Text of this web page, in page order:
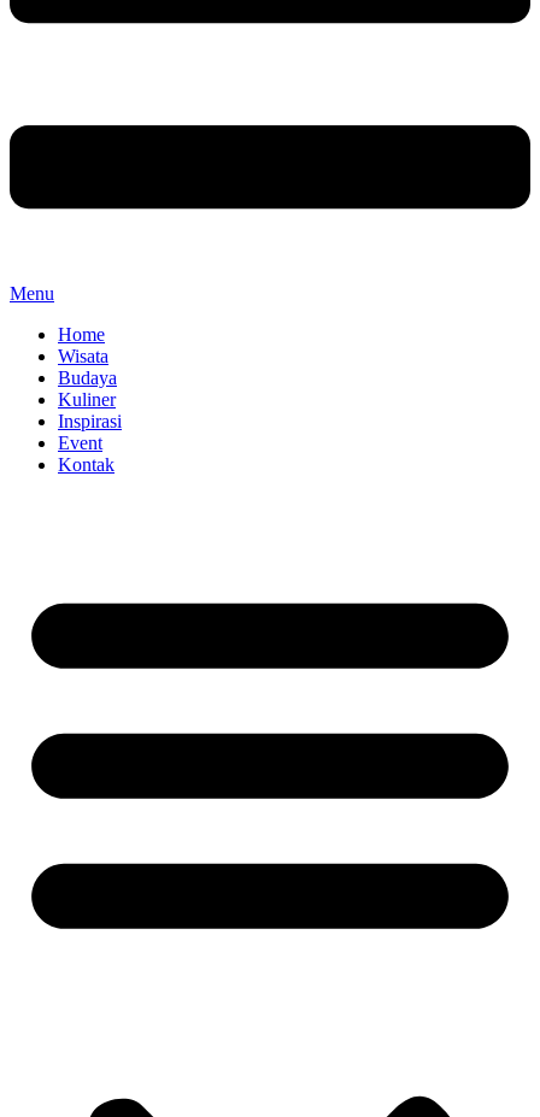
Menu
Home
Wisata
Budaya
Kuliner
Inspirasi
Event
Kontak